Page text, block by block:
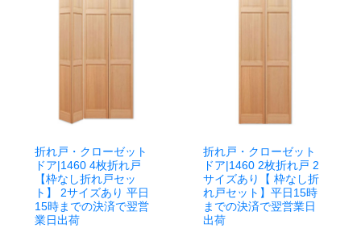
週間後の出荷)
配(3～4週間後の出荷)
(3～4週間後の出荷)
折れ戸・クローゼット
ドア|1460 4枚折れ戸
【枠なし折れ戸セッ
ト】 2サイズあり 平日
15時までの決済で翌営
業日出荷
折れ戸・クローゼット
ドア|1460 2枚折れ戸 2
サイズあり【 枠なし折
れ戸セット】平日15時
までの決済で翌営業日
出荷